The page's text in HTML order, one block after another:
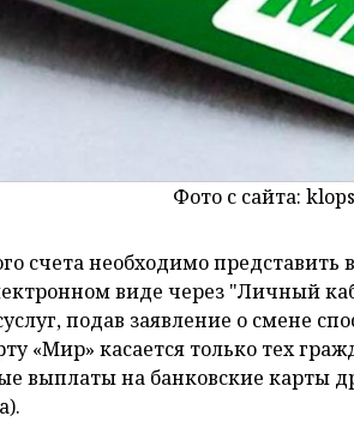
Фото с сайта:
счета необходимо
виде через "Личный
подав заявление о смене
«Мир» касается только тех
выплаты на банковские карты